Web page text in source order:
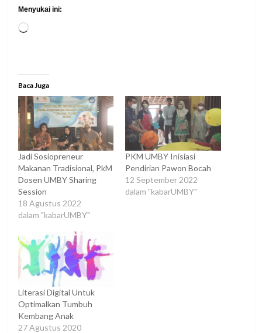
Menyukai ini:
Memuat...
Baca Juga
Jadi Sosiopreneur
Makanan Tradisional, PkM
Dosen UMBY Sharing
Session
18 Agustus 2022
dalam "kabarUMBY"
PKM UMBY Inisiasi
Pendirian Pawon Bocah
12 September 2022
dalam "kabarUMBY"
Literasi Digital Untuk
Optimalkan Tumbuh
Kembang Anak
27 Agustus 2020